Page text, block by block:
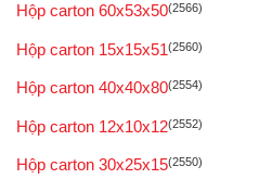
Hộp carton 60x53x50(2566)
Hộp carton 15x15x51(2560)
Hộp carton 40x40x80(2554)
Hộp carton 12x10x12(2552)
Hộp carton 30x25x15(2550)